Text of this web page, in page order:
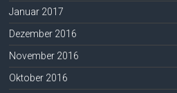
Januar 2017
Dezember 2016
November 2016
Oktober 2016